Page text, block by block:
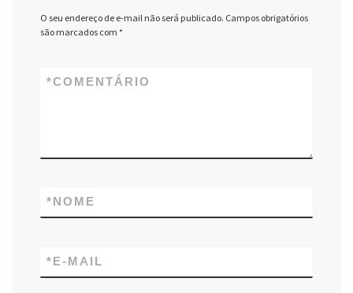
O seu endereço de e-mail não será publicado. Campos obrigatórios
são marcados com*
COMENTÁRIO
*
NOME
*
E-MAIL
*